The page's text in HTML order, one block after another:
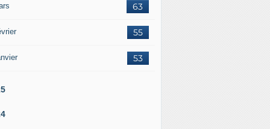
63
55
53